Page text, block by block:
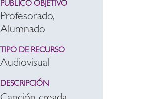
PÚBLICO OBJETIVO
Profesorado,
Alumnado
TIPO DE RECURSO
Audiovisual
DESCRIPCIÓN